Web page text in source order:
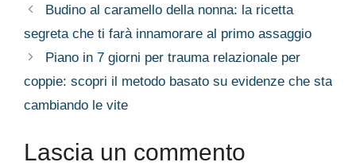
Budino al caramello della nonna: la ricetta
segreta che ti farà innamorare al primo assaggio
Piano in 7 giorni per trauma relazionale per
coppie: scopri il metodo basato su evidenze che sta
cambiando le vite
Lascia un commento